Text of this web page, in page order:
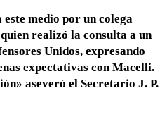
medio por un colega
realizó la consulta a un
Unidos, expresando
expectativas con Macelli.
aseveró el Secretario J. P.